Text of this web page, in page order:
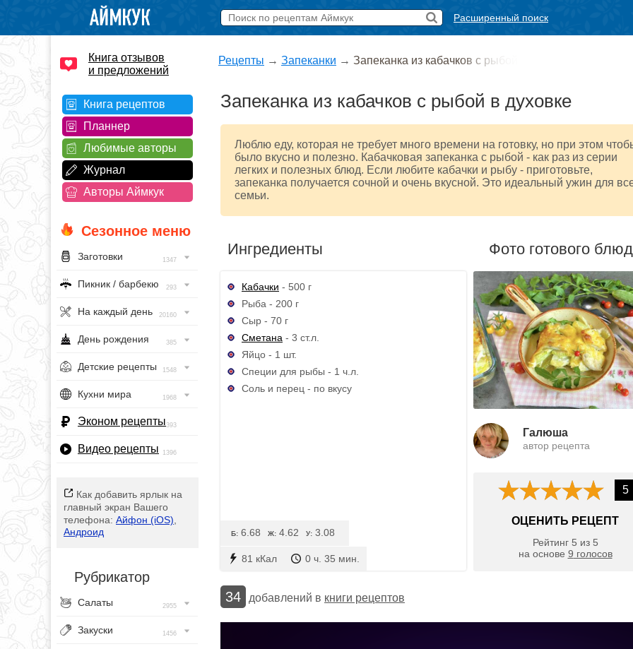
Расширенный поиск
Книга отзывов
и предложений
Книга рецептов
Планнер
Любимые авторы
Журнал
Авторы Аймкук
Сезонное меню
Заготовки 1347
Пикник / барбекю 293
На каждый день 20160
День рождения 385
Детские рецепты 1548
Кухни мира 1968
Эконом рецепты393
Видео рецепты 1396
Как добавить ярлык на
главный экран Вашего
телефона: Айфон (iOS)
Андроид
Рубрикатор
Салаты 2955
Закуски 1456
Рецепты → Запеканки → Запеканка из кабачков с рыбой
Запеканка из кабачков с рыбой в духовке
Люблю еду, которая не требует много времени на готовку, но при этом
было вкусно и полезно. Кабачковая запеканка с рыбой - как раз из серии
легких и полезных блюд. Если любите кабачки и рыбу - приготовьте,
запеканка получается сочной и очень вкусной. Это идеальный ужин для
семьи.
Ингредиенты
Кабачки - 500 г
Рыба - 200 г
Сыр - 70 г
Сметана - 3 ст.л.
Яйцо - 1 шт.
Специи для рыбы - 1 ч.л.
Соль и перец - по вкусу
81 кКал 0 ч. 35 мин.
Б: 6.68 Ж: 4.62 У: 3.08
Фото готового
Галюша
автор рецепта
5
ОЦЕНИТЬ РЕЦЕПТ
Рейтинг 5 из 5
на основе 9 голосов
34 добавлений в книги рецептов